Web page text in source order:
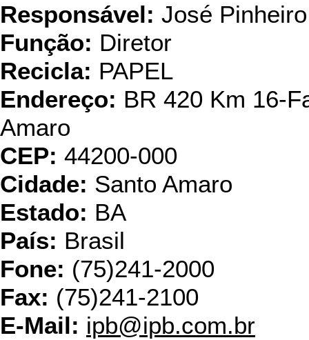
Responsável: José Pinheiro
Função: Diretor
Recicla: PAPEL
Endereço: BR 420 Km 16-
Amaro
CEP: 44200-000
Cidade: Santo Amaro
Estado: BA
País: Brasil
Fone: (75)241-2000
Fax: (75)241-2100
E-Mail: ipb@ipb.com.br